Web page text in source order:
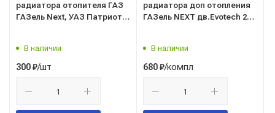
радиатора отопителя ГАЗ
ГАЗель Next, УАЗ Патриот
В наличии
300₽/шт
радиатора доп отопления
ГАЗель NEXT дв.Evotech 274
В наличии
680₽/компл